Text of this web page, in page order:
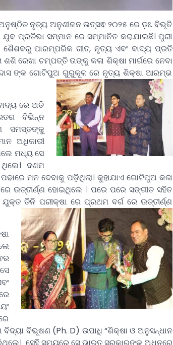
ନୃତ୍ୟ ଅନୁଶୀଳନ ଉତ୍ସଵ ୨୦୨୫ ରେ ଡ଼ଃ. ବିଭୂତି
ପ୍ରତିଭା ସମ୍ମାନ ରେ ସମ୍ମାନିତ କରାଯାଇଛି। ପୁରୀ
ପାରମ୍ପରିକ ଗୀତ, ନୃତ୍ୟ ଏବଂ ବାଦ୍ୟ ପ୍ରତି
ରେଖା ଚମ୍ପତ୍ତି ତାଙ୍କୁ କଳା ଶିକ୍ଷା ମାର୍ଗରେ ନେବା
ଦାସ ଙ୍କ ଗୋଟିପୁଅ ଗୁରୁକୂଳ ରେ ନୃତ୍ୟ ଶିକ୍ଷା ଆରମ୍ଭ
ରେ ଅତି
ବିଭିନ୍ନ
ସମସ୍ତଙ୍କୁ
ଅଧିକାରୀ
ମଧ୍ୟ ସେ
ଦଶମ
ମନ ଦେବାକୁ ପଡ଼ିଥିଲା। କୁହାଯାଏ ଗୋଟିପୁଅ କଳା
ଉତ୍ତୀର୍ଣ୍ଣ ହୋଇଥିଲେ । ପରେ ପରେ ସଙ୍ଗୀତ ସହିତ
ତିନି ପରୀକ୍ଷା ରେ ପ୍ରଥମ ବର୍ଗ ରେ ଉତ୍ତୀର୍ଣ୍ଣ
ବିଭୂଷଣ (Ph. D) ଉପାଧି “ଶିକ୍ଷା ଓ ଅନୁସନ୍ଧାନ